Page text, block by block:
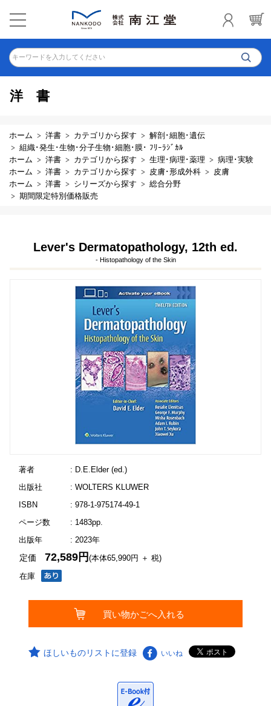
キーワードを入力してください
洋書
ホーム 洋書 カテゴリから探す
解剖･細胞･遺伝
組織･発生･生物･分子生物･細胞･膜･ ﾌﾘｰﾗｼﾞｶﾙ
ホーム
洋書 カテゴリから探す 生理･病理･薬理
病理･実験
ホーム
洋書 カテゴリから探す 皮膚･形成外科
皮膚
ホーム
洋書 シリーズから探す
総合分野
期間限定特別価格販売
Lever's Dermatopathology, 12th ed.
- Histopathology of the Skin
著者
: D.E.Elder (ed.)
出版社
: WOLTERS KLUWER
ISBN
: 978-1-975174-49-1
ページ数
: 1483pp.
出版年
: 2023年
在庫
定価72,589円(本体65,990円 ＋ 税)
ほしいものリストに登録 いいね